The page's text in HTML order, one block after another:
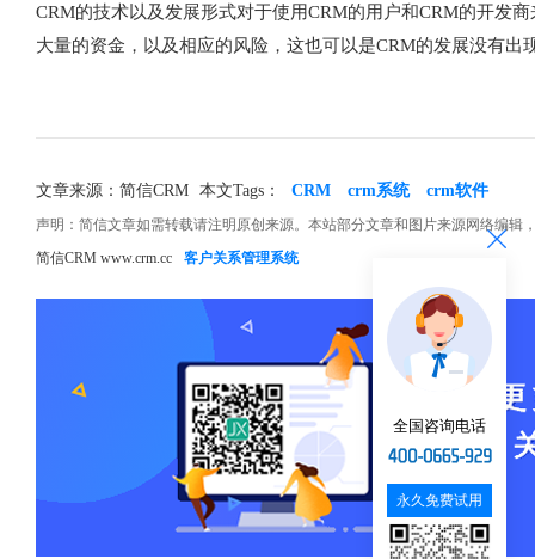
CRM的技术以及发展形式对于使用CRM的用户和CRM的开发
大量的资金，以及相应的风险，这也可以是CRM的发展没有出
文章来源：简信CRM 本文Tags： CRM crm系统 crm软件
声明：简信文章如需转载请注明原创来源。本站部分文章和图片来源网络编
简信CRM www.crm.cc
客户关系管理系统
全国咨询电话
永久免费试用